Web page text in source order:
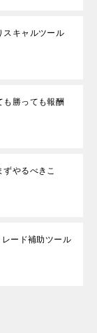
スキャルツール
も勝っても報酬
ずやるべきこ
レード補助ツール